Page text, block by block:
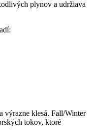
plynov a udržiava
výrazne klesá. Fall/Winter
tokov, ktoré